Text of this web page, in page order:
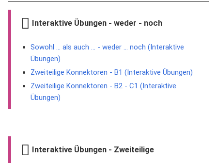
Interaktive Übungen - weder - noch
Sowohl ... als auch ... - weder ... noch (Interaktive
Übungen)
Zweiteilige Konnektoren - B1 (Interaktive Übungen)
Zweiteilige Konnektoren - B2 - C1 (Interaktive
Übungen)
Interaktive Übungen - Zweiteilige